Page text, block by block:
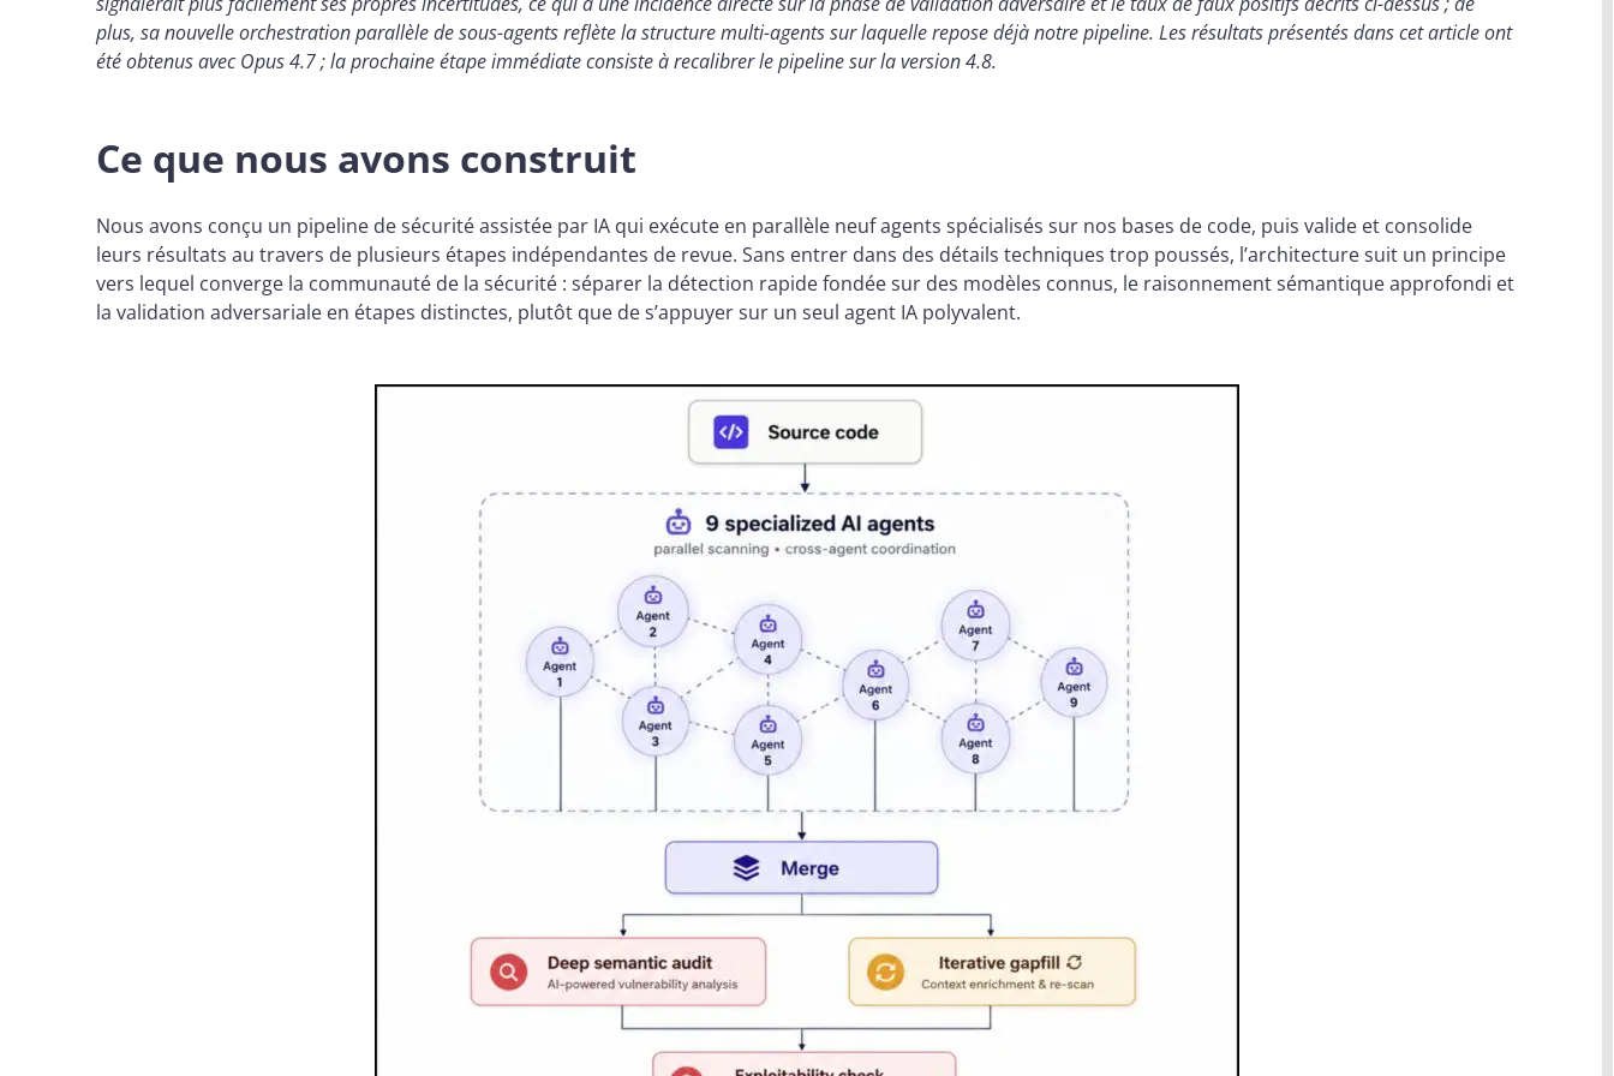
plus, sa nouvelle orchestration parallèle de sous-agents reflète la structure multi-agents sur laquelle repose déjà notre pipeline. Les résultats présentés dans cet article ont
été obtenus avec Opus 4.7 ; la prochaine étape immédiate consiste à recalibrer le pipeline sur la version 4.8.
Ce que nous avons construit
Nous avons conçu un pipeline de sécurité assistée par IA qui exécute en parallèle neuf agents spécialisés sur nos bases de code, puis valide et consolide
leurs résultats au travers de plusieurs étapes indépendantes de revue. Sans entrer dans des détails techniques trop poussés, l’architecture suit un principe
vers lequel converge la communauté de la sécurité : séparer la détection rapide fondée sur des modèles connus, le raisonnement sémantique approfondi et
la validation adversariale en étapes distinctes, plutôt que de s’appuyer sur un seul agent IA polyvalent.